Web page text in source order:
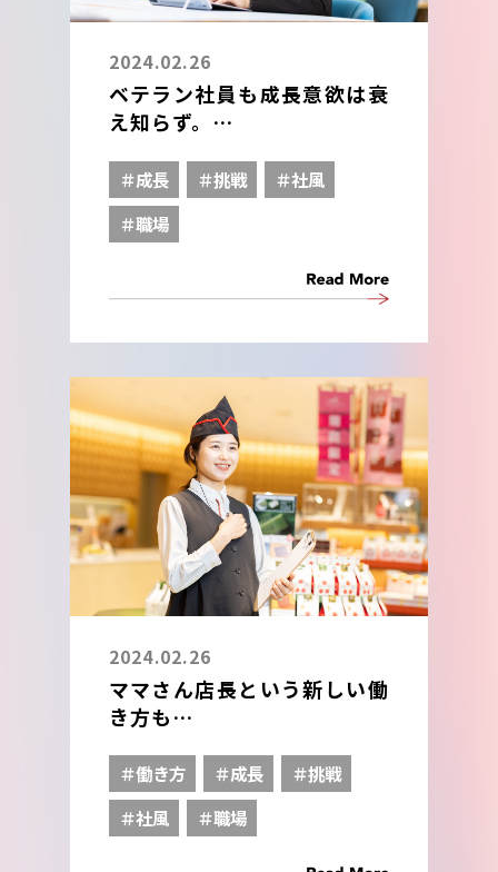
2024.02.26
ベテラン社員も成長意欲は衰
え知らず。
いく。
＃成長 ＃挑戦
＃社風
＃職場
2024.02.26
ママさん店長という新しい働
き方も
ら実現できる。
＃働き方 ＃成長
＃挑戦
＃社風
＃職場